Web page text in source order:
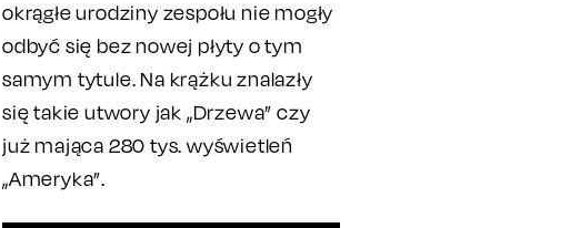
okrągłe urodziny zespołu nie mogły
odbyć się bez nowej płyty o tym
samym tytule. Na krążku znalazły
się takie utwory jak „Drzewa” czy
już mająca 280 tys. wyświetleń
„Ameryka”.